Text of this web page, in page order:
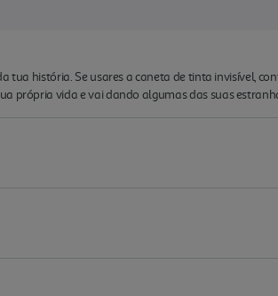
tua história. Se usares a caneta de tinta invisível,
própria vida e vai dando algumas das suas